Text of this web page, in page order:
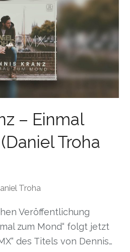
– Einmal
Troha
Troha
Veröffentlichung
zum Mond“ folgt jetzt
des Titels von Dennis…